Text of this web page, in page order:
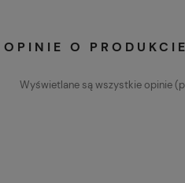
OPINIE O
Wyświetlane są wszystkie opinie